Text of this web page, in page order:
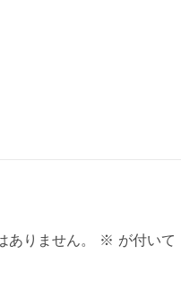
りません。 ※ が付いて